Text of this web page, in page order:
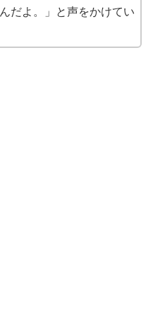
だよ。」と声をかけてい